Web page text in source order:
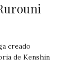
creado
de Kenshin